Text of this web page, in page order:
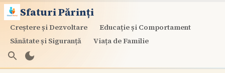
Sfaturi Părinți
Creștere și Dezvoltare
Educație și Comportament
Sănătate și Siguranță
Viața de Familie